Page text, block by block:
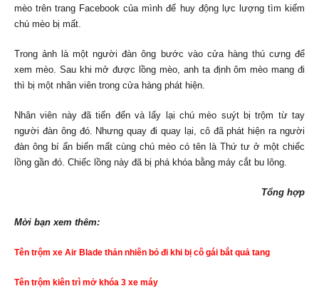
mèo trên trang Facebook của mình để huy động lực lượng tìm kiếm
chú mèo bị mất.
Trong ảnh là một người đàn ông bước vào cửa hàng thú cưng để
xem mèo. Sau khi mở được lồng mèo, anh ta định ôm mèo mang đi
thì bị một nhân viên trong cửa hàng phát hiện.
Nhân viên này đã tiến đến và lấy lại chú mèo suýt bị trộm từ tay
người đàn ông đó. Nhưng quay đi quay lại, cô đã phát hiện ra người
đàn ông bí ẩn biến mất cùng chú mèo có tên là Thứ tư ở một chiếc
lồng gần đó. Chiếc lồng này đã bị phá khóa bằng máy cắt bu lông.
Tổng hợp
Mời bạn xem thêm:
Tên trộm xe Air Blade thản nhiên bỏ đi khi bị cô gái bắt quả tang
Tên trộm kiên trì mở khóa 3 xe máy